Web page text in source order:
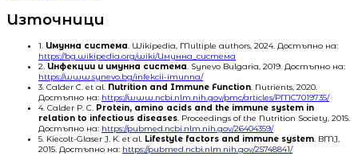
Източници
1. Имунна система. Wikipedia, Multiple authors, 2024. Достъпно на:
https://bg.wikipedia.org/wiki/Имунна_система
2. Инфекции и имунна система. Synevo Bulgaria, 2019. Достъпно на:
https://www.synevo.bg/infekcii-imunna/
3. Calder C. et al. Nutrition and Immune Function. Nutrients, 2020.
Достъпно на: https://www.ncbi.nlm.nih.gov/pmc/articles/PMC7019735/
4. Calder P. C. Protein, amino acids and the immune system in
relation to infectious diseases. Proceedings of the Nutrition Society, 2015.
Достъпно на: https://pubmed.ncbi.nlm.nih.gov/26404359/
5. Kiecolt-Glaser J. K. et al. Lifestyle factors and immune system. BMJ,
2015. Достъпно на: https://pubmed.ncbi.nlm.nih.gov/25748841/